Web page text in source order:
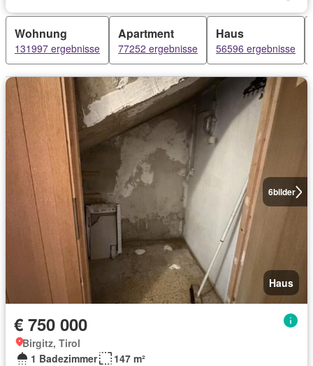
Wohnung
131997 ergebnisse
Apartment
77252 ergebnisse
Haus
56596 ergebnisse
6bilder
Haus
€ 750 000
Birgitz, Tirol
1 Badezimmer
147 m²